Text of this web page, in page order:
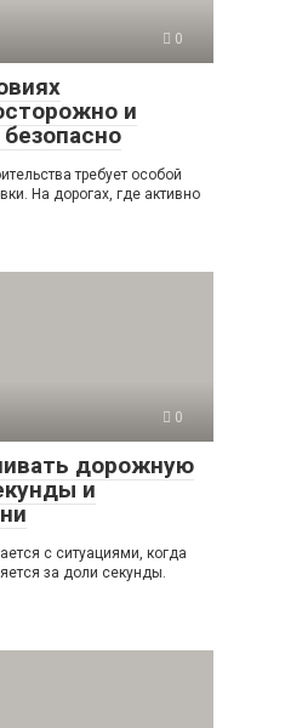
0
и
требует особой
На дорогах, где активно
0
дорожную
и
с ситуациями, когда
за доли секунды.